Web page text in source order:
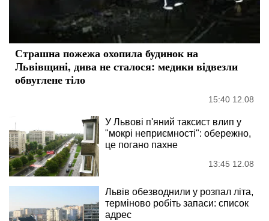
Страшна пожежа охопила будинок на
Львівщині, дива не сталося: медики відвезли
обвуглене тіло
15:40 12.08
У Львові п'яний таксист влип у
"мокрі неприємності": обережно,
це погано пахне
13:45 12.08
Львів обезводнили у розпал літа,
терміново робіть запаси: список
адрес